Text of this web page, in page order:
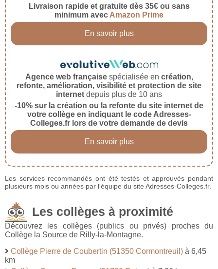
Livraison rapide et gratuite dès 35€ ou sans
minimum avec Amazon Prime
En savoir plus
Agence web françaisespécialisée en création,
refonte, amélioration, visibilité et protection de site
internet depuis plus de 10 ans
-10% sur la création ou la refonte du site internet de
votre collège en indiquant le code Adresses-
Colleges.fr lors de votre demande de devis
En savoir plus
Les services recommandés ont été testés et approuvés pendant
plusieurs mois ou années par l'équipe du site Adresses-Colleges.fr.
Les collèges à proximité
Découvrez les collèges (publics ou privés) proches du
Collège la Source de Rilly-la-Montagne.
Collège Pierre de Coubertin (51350 Cormontreuil) à 6,45
km